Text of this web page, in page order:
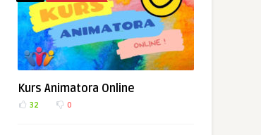
Kurs Animatora Online
32 0